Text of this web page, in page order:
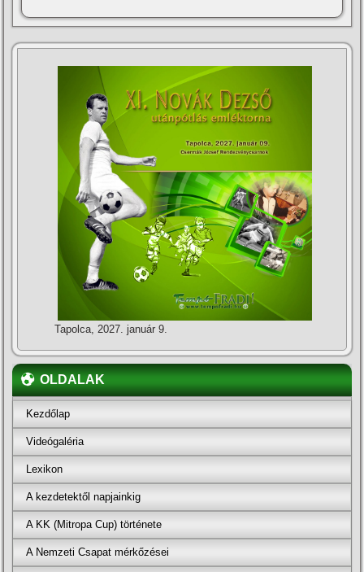
Tapolca, 2027. január 9.
OLDALAK
Kezdőlap
Videógaléria
Lexikon
A kezdetektől napjainkig
A KK (Mitropa Cup) története
A Nemzeti Csapat mérkőzései